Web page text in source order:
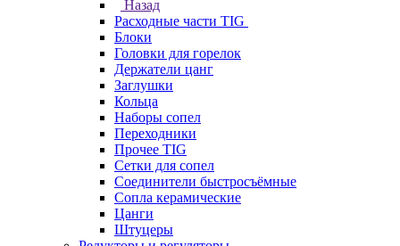
Назад
Расходные части TIG
Блоки
Головки для горелок
Держатели цанг
Заглушки
Кольца
Наборы сопел
Переходники
Прочее TIG
Сетки для сопел
Соединители быстросъёмные
Сопла керамические
Цанги
Штуцеры